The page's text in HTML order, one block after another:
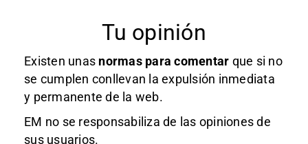
Tu opinión
Existen unas normas para comentar que si no
se cumplen conllevan la expulsión inmediata
y permanente de la web.
EM no se responsabiliza de las opiniones de
sus usuarios.